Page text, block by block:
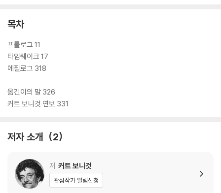
작가 킬고어 트라우트를 주인공으로 우주의 수축 이후의 소동과 극복을 보
니것만의 유쾌한 상상력으로 펼쳐 보인다. 더불어 작가 커트 보니것이 직
접 소설 속 등장인물이 되어 추억을 회상하고, 삶에 대한 그만의 철학이 담
긴 메시지를 전달함으로써 소설과 회고록의 기발한 앙상블이 탄생했다. 작
하고 유쾌한 줄타기를 보여주는 이 작품은 인간문명의 자살 위기에서 인류
를 구원하기 위한 보니것의 간곡한 탄원서이자 휴머니즘 선언, 그리고 문
목차
프롤로그 11
타임퀘이크 17
에필로그 318
옮긴이의 말 326
커트 보니것 연보 331
저자 소개 2
저 커트 보니것
관심작가 알림신청